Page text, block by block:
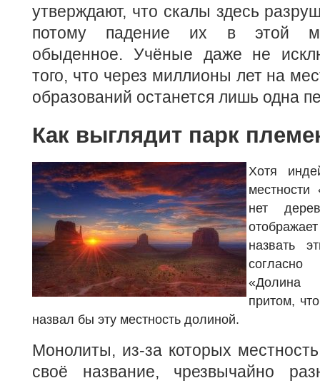
утверждают, что скалы здесь
потому падение их в этой
обыденное. Учёные даже не
того, что через миллионы лет на
образований останется лишь одна
Как выглядит парк
Хотя
нет
назвать
согласно
«Долина
притом,
назвал бы эту местность долиной.
Монолиты, из-за которых
своё название, чрезвычайно